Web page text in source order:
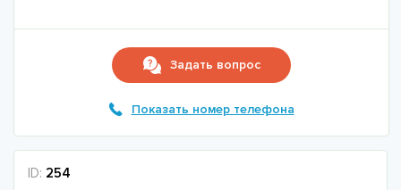
Задать вопрос
Показать номер телефона
ID: 254